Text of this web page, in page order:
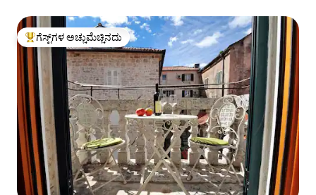
ಗೆಸ್ಟ್‌ಗಳಿಗೆ ಅತಿ ಹೆಚ್ಚು ಅಚ್ಚುಮೆಚ್ಚಿನದು
ಗೆಸ್ಟ್‌ಗಳ ಅಚ್ಚುಮೆಚ್ಚಿನದು